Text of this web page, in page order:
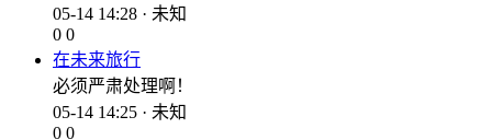
05-14 14:28 · 未知
0 0
在未来旅行
必须严肃处理啊！
05-14 14:25 · 未知
0 0